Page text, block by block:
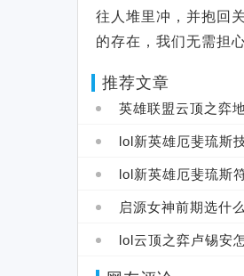
往人堆里冲，并抱回
的存在，我们无需担
推荐文章
英雄联盟云顶之弈
lol新英雄厄斐琉斯
一览
lol新英雄厄斐琉斯
推荐
启源女神前期选什
lol云顶之弈卢锡安
技能介绍